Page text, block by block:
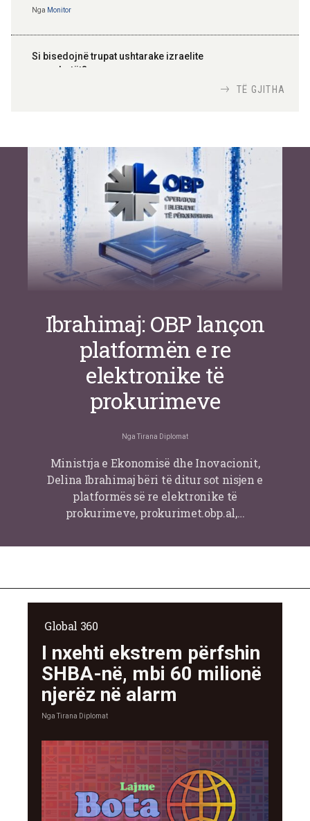
Nga Monitor
Si bisedojnë trupat ushtarake izraelite
me robotët?
inteligjente izraelite
Or Shalom
TË GJITHA
Ibrahimaj: OBP lançon
platformën e re
elektronike të
prokurimeve
Nga Tirana Diplomat
Ministrja e Ekonomisë dhe Inovacionit,
Delina Ibrahimaj bëri të ditur sot nisjen e
platformës së re elektronike të
prokurimeve, prokurimet.obp.al,…
Global 360
I nxehti ekstrem përfshin
SHBA-në, mbi 60 milionë
njerëz në alarm
NgaTirana Diplomat